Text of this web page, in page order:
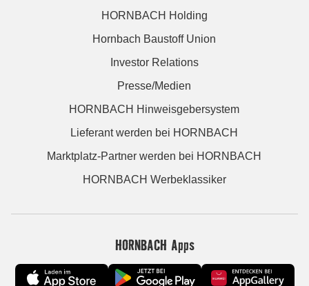
HORNBACH Holding
Hornbach Baustoff Union
Investor Relations
Presse/Medien
HORNBACH Hinweisgebersystem
Lieferant werden bei HORNBACH
Marktplatz-Partner werden bei HORNBACH
HORNBACH Werbeklassiker
HORNBACH Apps